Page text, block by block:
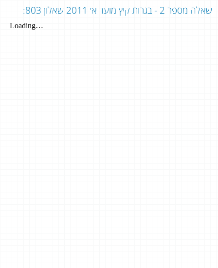
שאלה מספר 2 - בגרות קיץ מועד א׳ 2011 שאלון 803: